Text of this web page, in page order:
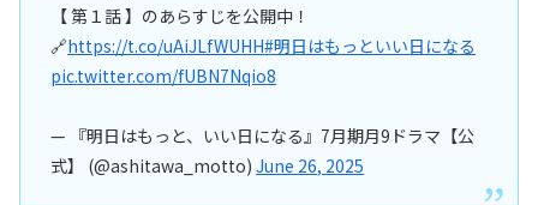
【 第１話 】のあらすじを公開中！
🔗https://t.co/uAiJLfWUHH#明日はもっといい日になる
pic.twitter.com/fUBN7Nqio8
— 『明日はもっと、いい日になる』7月期月9ドラマ【公
式】 (@ashitawa_motto)June 26, 2025